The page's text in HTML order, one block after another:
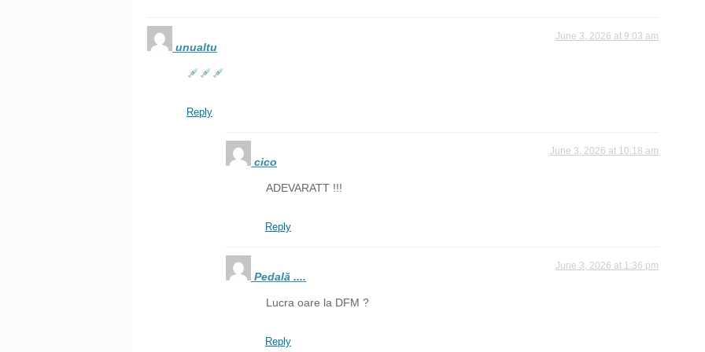
unualtu
June 3, 2026 at 9:03 am
Reply
cico
June 3, 2026 at 10:18 am
ADEVARATT !!!
Reply
Pedală ....
June 3, 2026 at 1:36 pm
Lucra oare la DFM ?
Reply